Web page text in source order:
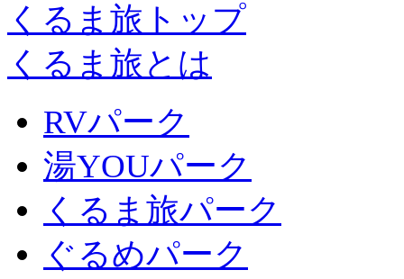
くるま旅トップ
くるま旅とは
RVパーク
湯YOUパーク
くるま旅パーク
ぐるめパーク